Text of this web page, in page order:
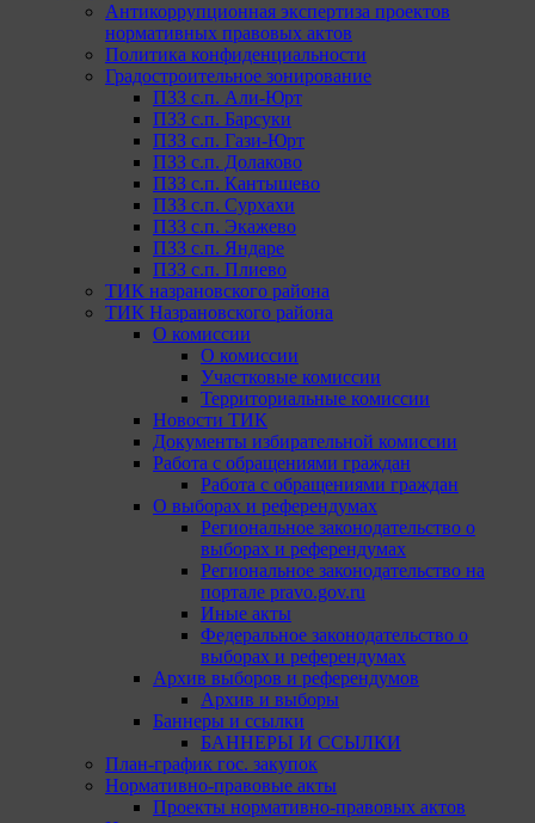
Антикоррупционная экспертиза проектов
нормативных правовых актов
Политика конфиденциальности
Градостроительное зонирование
ПЗЗ с.п. Али-Юрт
ПЗЗ с.п. Барсуки
ПЗЗ с.п. Гази-Юрт
ПЗЗ с.п. Долаково
ПЗЗ с.п. Кантышево
ПЗЗ с.п. Сурхахи
ПЗЗ с.п. Экажево
ПЗЗ с.п. Яндаре
ПЗЗ с.п. Плиево
ТИК назрановского района
ТИК Назрановского района
О комиссии
О комиссии
Участковые комиссии
Территориальные комиссии
Новости ТИК
Документы избирательной комиссии
Работа с обращениями граждан
Работа с обращениями граждан
О выборах и референдумах
Региональное законодательство о
выборах и референдумах
Региональное законодательство на
портале pravo.gov.ru
Иные акты
Федеральное законодательство о
выборах и референдумах
Архив выборов и референдумов
Архив и выборы
Баннеры и ссылки
БАННЕРЫ И ССЫЛКИ
План-график гос. закупок
Нормативно-правовые акты
Проекты нормативно-правовых актов